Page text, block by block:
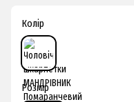
Колір
Розмір